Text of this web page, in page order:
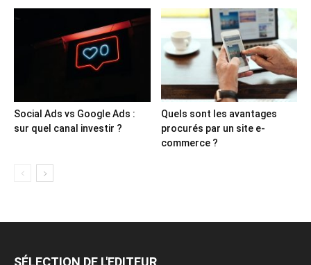
Social Ads vs Google Ads :
sur quel canal investir ?
Quels sont les avantages
procurés par un site e-
commerce ?